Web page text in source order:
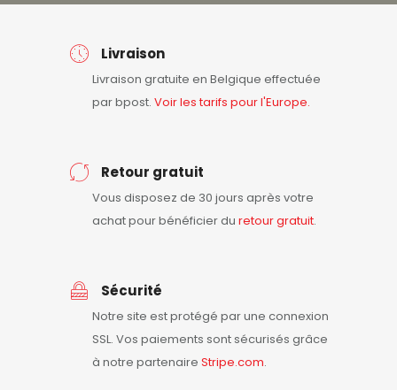
Livraison
Livraison gratuite en Belgique effectuée
par bpost. Voir les tarifs pour l'Europe.
Retour gratuit
Vous disposez de 30 jours après votre
achat pour bénéficier du retourgratuit.
Sécurité
Notre site est protégé par une connexion
SSL. Vos paiements sont sécurisés grâce
à notre partenaire Stripe.com.